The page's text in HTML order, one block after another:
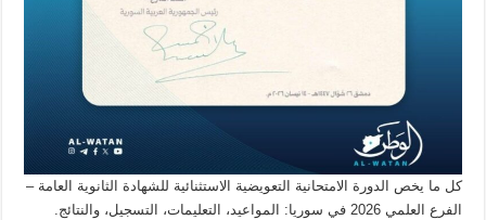
كل ما يخص الدورة الامتحانية التعويضية الاستثنائية للشهادة الثانوية العامة –
الفرع العلمي 2026 في سوريا: المواعيد، التعليمات، التسجيل، والنتائج.